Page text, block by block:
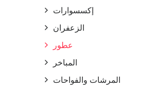
إكسسوارات
الزعفران
عطور
المباخر
المرشات والفواحات